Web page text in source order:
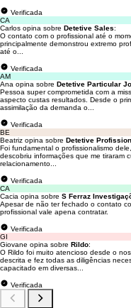
Verificada
CA
Carlos opina sobre Detetive Sales:
O contato com o profissional até o
principalmente demonstrou extremo
até o...
Verificada
AM
Ana opina sobre Detetive Particular
Pessoa super comprometida com a
aspecto custas resultados. Desde o
assimilação da demanda o...
Verificada
BE
Beatriz opina sobre Detetive
Foi fundamental o profissionalismo
descobriu informações que me tiraram
relacionamento...
Verificada
CA
Cacia opina sobre S Ferraz
Apesar de não ter fechado o contato
profissional vale apena contratar.
Verificada
GI
Giovane opina sobre Rildo:
O Rildo foi muito atencioso desde o
descrita e fez todas as diligências
capacitado em diversas...
Verificada